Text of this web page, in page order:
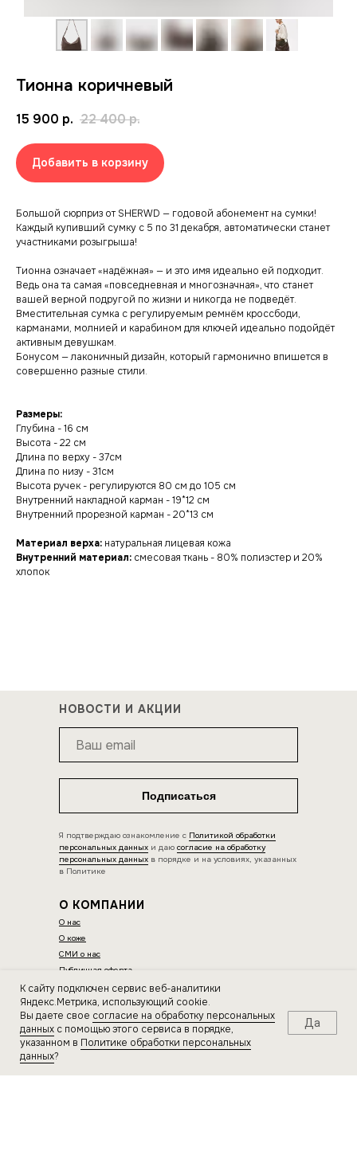
Тионна коричневый
15 900 р. 22 400р.
Добавить в корзину
Большой сюрприз от SHERWD — годовой абонемент на сумки!
Каждый купивший сумку с 5 по 31 декабря, автоматически станет
участниками розыгрыша!
Тионна означает «надёжная» — и это имя идеально ей подходит.
Ведь она та самая «повседневная и многозначная», что станет
вашей верной подругой по жизни и никогда не подведёт.
Вместительная сумка с регулируемым ремнём кроссбоди,
карманами, молнией и карабином для ключей идеально подойдёт
активным девушкам.
Бонусом — лаконичный дизайн, который гармонично впишется в
совершенно разные стили.
Размеры:
Глубина - 16 см
Высота - 22 см
Длина по верху - 37см
Длина по низу - 31см
Высота ручек - регулируются 80 см до 105 см
Внутренний накладной карман - 19*12 см
Внутренний прорезной карман - 20*13 см
Материал верха: натуральная лицевая кожа
Внутренний материал: смесовая ткань - 80% полиэстер и 20%
хлопок
КОНТАКТЫ
E-mail:sherwoodbags@gmail.com
Подписаться
Я подтверждаю ознакомление с Политикой обработки
персональных данных и даю согласие на обработку
персональных данных в порядке и на условиях, указанных
в Политике
НОВОСТИ И АКЦИИ
О КОМПАНИИ
О нас
О коже
СМИ о нас
Публичная оферта
Политика обработки персональных данных
К сайту подключен сервис веб-аналитики
Яндекс.Метрика, использующий cookie.
Вы даете свое согласие на обработку персональных
данных с помощью этого сервиса в порядке,
указанном в Политике обработки персональных
данных?
Да